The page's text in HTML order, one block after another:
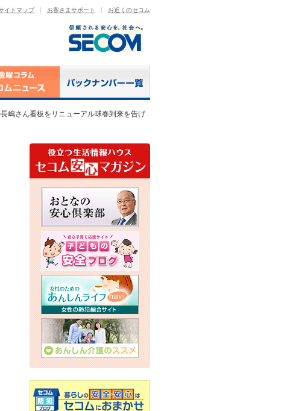
イトマップ お客さまサポート お近くのセコム
嶋さん看板をリニューアル球春到来を告げ